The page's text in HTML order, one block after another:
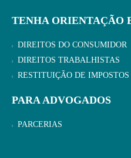
TENHA ORIENTAÇÃO
DIREITOS DO CONSUMIDOR
DIREITOS TRABALHISTAS
RESTITUIÇÃO DE IMPOSTOS
PARA ADVOGADOS
PARCERIAS